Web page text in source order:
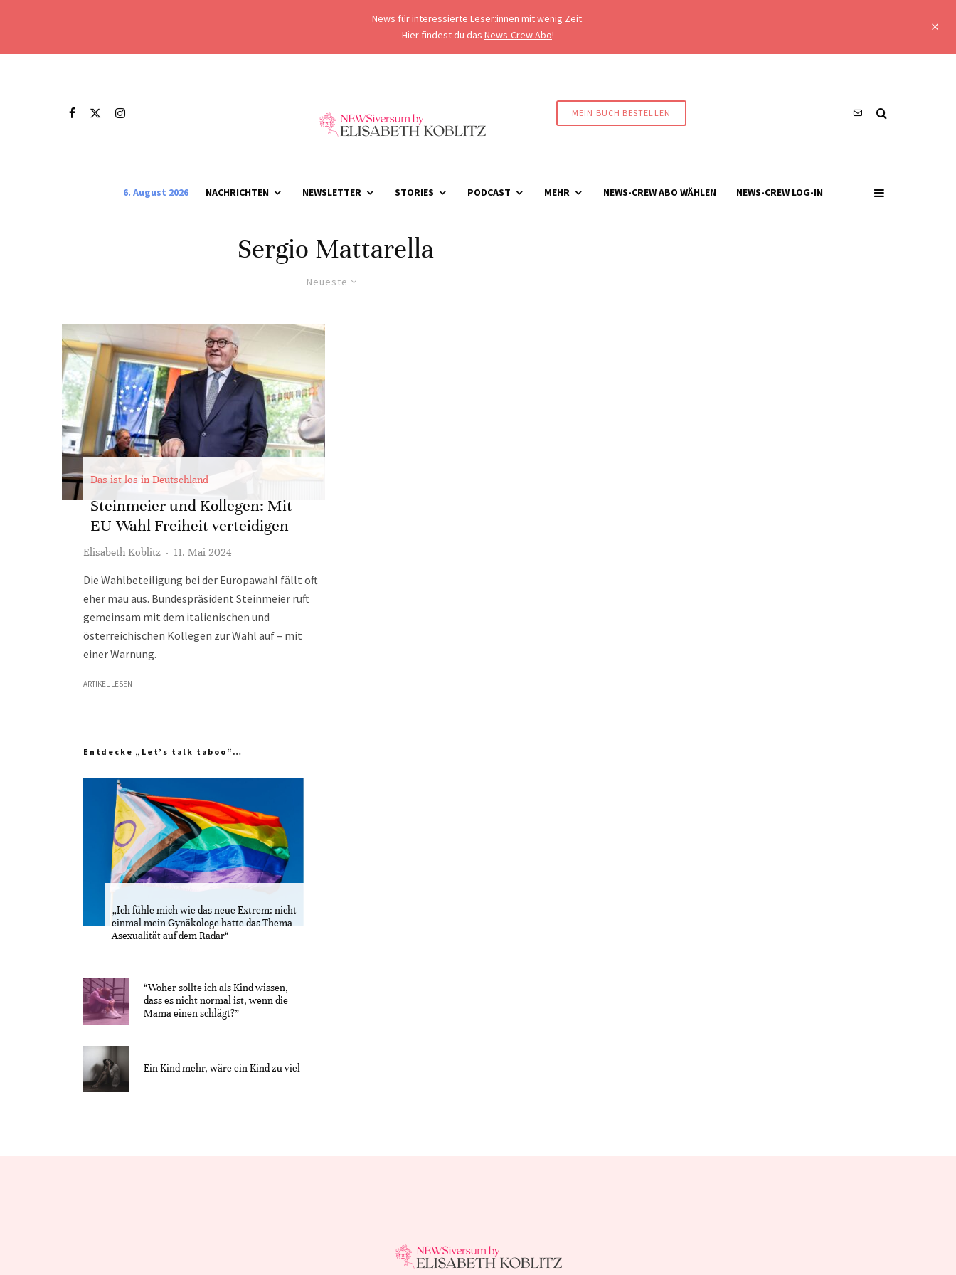
News für interessierte Leser:innen mit wenig Zeit.
Hier findest du das News-Crew Abo!
MEIN BUCH BESTELLEN
6. August 2026 NACHRICHTEN NEWSLETTER STORIES PODCAST MEHR NEWS-CREW ABO WÄHLEN NEWS-CREW LOG-IN
Sergio Mattarella
Neueste
Das ist los in Deutschland
Steinmeier und Kollegen: Mit
EU-Wahl Freiheit verteidigen
Elisabeth Koblitz · 11. Mai 2024
Die Wahlbeteiligung bei der Europawahl fällt oft
eher mau aus. Bundespräsident Steinmeier ruft
gemeinsam mit dem italienischen und
österreichischen Kollegen zur Wahl auf – mit
einer Warnung.
ARTIKEL LESEN
Entdecke „Let’s talk taboo“…
„Ich fühle mich wie das neue Extrem: nicht
einmal mein Gynäkologe hatte das Thema
Asexualität auf dem Radar“
“Woher sollte ich als Kind wissen,
dass es nicht normal ist, wenn die
Mama einen schlägt?”
Ein Kind mehr, wäre ein Kind zu viel